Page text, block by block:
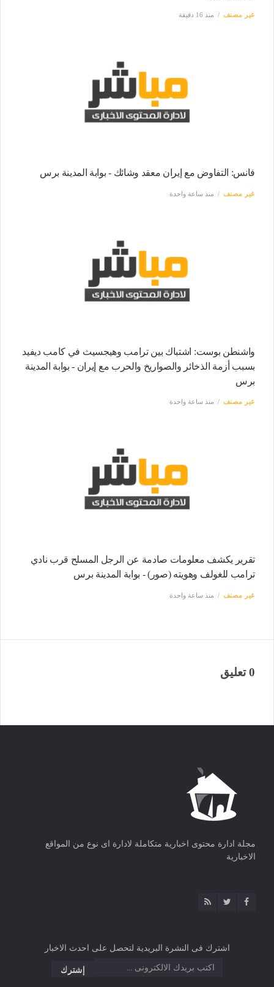
غير مصنف منذ 16 دقيقة
فانس: التفاوض مع إيران معقد وشائك - بوابة المدينة برس
غير مصنف منذ ساعة واحدة
واشنطن بوست: اشتباك بين ترامب وهيجسيث في كامب ديفيد
بسبب أزمة الذخائر والصواريخ والحرب مع إيران - بوابة المدينة
برس
غير مصنف منذ ساعة واحدة
تقرير يكشف معلومات صادمة عن الرجل المسلح قرب نادي
ترامب للغولف وهويته (صور) - بوابة المدينة برس
غير مصنف منذ ساعة واحدة
0 تعليق
مجلة ادارة محتوى اخبارية متكاملة لادارة اى نوع من المواقع
الاخبارية
اشترك فى النشرة البريدية لتحصل على احدث الاخبار